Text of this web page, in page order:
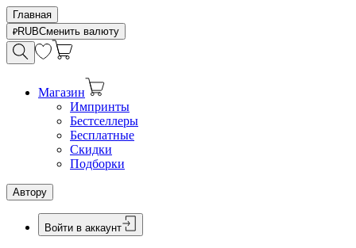
Главная
RUBСменить валюту
Магазин
Импринты
Бестселлеры
Бесплатные
Скидки
Подборки
Автору
Войти в аккаунт